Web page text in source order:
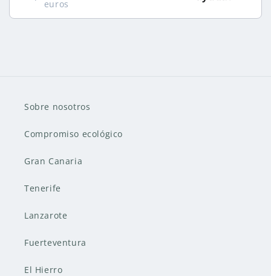
euros
Sobre nosotros
Compromiso ecológico
Gran Canaria
Tenerife
Lanzarote
Fuerteventura
El Hierro